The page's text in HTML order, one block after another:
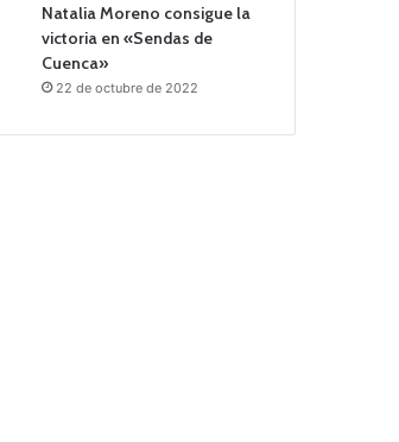
Natalia Moreno consigue la
victoria en «Sendas de
Cuenca»
22 de octubre de 2022